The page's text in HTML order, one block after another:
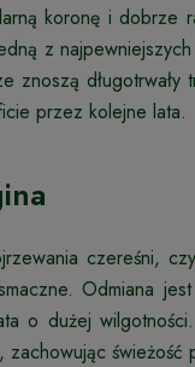
koronę i dobrze
z
przez kolejne lata.
czereśni,
Odmiana
o dużej
świeżość